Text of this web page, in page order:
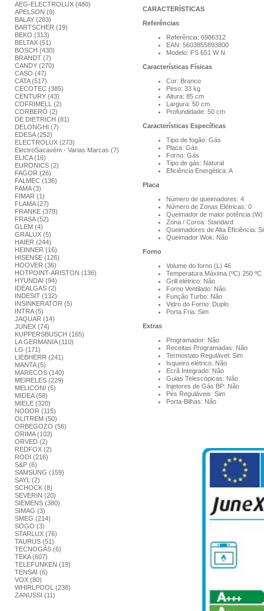
AEG-ELECTROLUX (480)
APELSON (9)
BALAY (283)
BARTSCHER (19)
BEKO (313)
BELTAX (51)
BOSCH (430)
BRANDT (7)
CANDY (270)
CASO (47)
CATA (517)
CECOTEC (385)
CENTURY (43)
COFRIMELL (2)
CORBERÓ (2)
DE DIETRICH (81)
DELONGHI (7)
EDESA (252)
ELECTROLUX (273)
ElectroSacavém - Varias Marcas (7)
ELICA (16)
EURONICS (2)
FAGOR (26)
FALMEC (136)
FAMA (3)
FIMAR (1)
FLAMA (27)
FRANKE (378)
FRASA (52)
GLEM (4)
GRALUX (5)
HAIER (244)
HEINNER (16)
HISENSE (126)
HOOVER (36)
HOTPOINT-ARISTON (136)
HYUNDAI (94)
IDEALGAS (2)
INDESIT (132)
INSINKERATOR (5)
INTRA (5)
JAQUAR (14)
JUNEX (74)
KUPPERSBUSCH (165)
LA GERMANIA (110)
LG (171)
LIEBHERR (241)
MANTA (5)
MARECOS (140)
MEIRELES (229)
MELICONI (5)
MIDEA (58)
MIELE (320)
NODOR (115)
OLITREM (50)
ORBEGOZO (56)
ORIMA (103)
ORVED (2)
REDFOX (2)
RODI (216)
S&P (6)
SAMSUNG (159)
SAYL (2)
SCHOCK (8)
SEVERIN (20)
SIEMENS (380)
SIMAG (3)
SMEG (214)
SOGO (3)
STARLUX (76)
TAURUS (51)
TECNOGÁS (6)
TEKA (607)
TELEFUNKEN (19)
TENSAI (6)
VOX (80)
WHIRLPOOL (238)
ZANUSSI (11)
CARACTERÍSTICAS
Referências
Referência: 6986312
EAN: 5603855893800
Modelo: FS 651 W N
Características Físicas
Cor: Branco
Peso: 33 kg
Altura: 85 cm
Largura: 50 cm
Profundidade: 50 cm
Características Específicas
Tipo de fogão: Gás
Placa: Gás
Forno: Gás
Tipo de gás: Natural
Eficiência Energética: A
Placa
Número de queimadores: 4
Número de Zonas Elétricas: 0
Queimador de maior potência (W)
Zona / Coroa: Standard
Queimadores de Alta Eficiência:
Queimador Wok: Não
Forno
Volume do forno (L) 46
Temperatura Máxima (ºC) 250 ºC
Grill elétrico: Não
Forno Ventilado: Não
Função Turbo: Não
Vidro do Forno: Duplo
Porta Fria: Sim
Extras
Programador: Não
Receitas Programadas: Não
Termostato Regulável: Sim
Isqueiro elétrico: Não
Ecrã Integrado: Não
Guias Telescópicas: Não
Injetores de Gás BP: Não
Pés Reguláveis: Sim
Porta-Bilhas: Não